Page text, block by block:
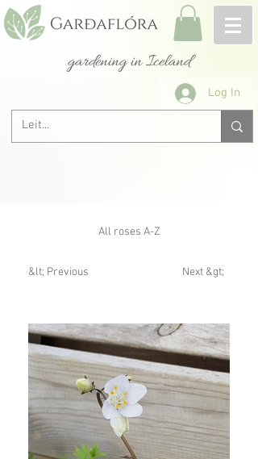
gardening in Iceland
Log In
All roses A-Z
&lt; Previous Next &gt;